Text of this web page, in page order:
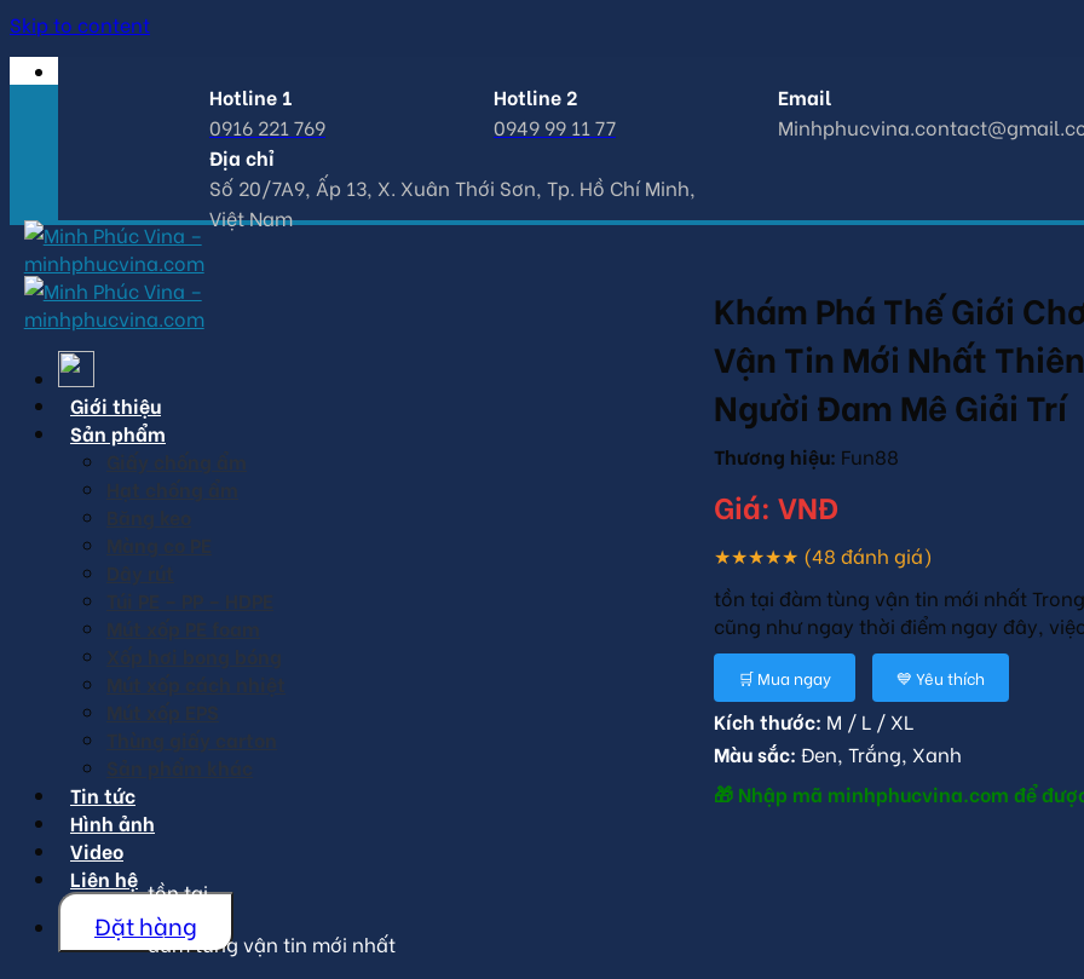
Skip to content
Hotline 1
0916 221 769
Hotline 2
0949 99 11 77
Email
Địa chỉ
Số 20/7A9, Ấp 13, X. Xuân Thới Sơn, Tp. Hồ Chí Minh,
Việt Nam
Giới thiệu
Sản phẩm
Tin tức
Hình ảnh
Video
Liên hệ
Đặt hàng
Khám Phá Thế Giới
Vận Tin Mới Nhất
Người Đam Mê Giải Trí
Thương hiệu: Fun88
Giá: VNĐ
★★★★★ (48 đánh giá)
tồn tại đàm tùng vận tin mới nhất
cũng như ngay thời điểm ngay đây,
🛒 Mua ngay 💙 Yêu thích
Kích thước: M / L / XL
Màu sắc: Đen, Trắng, Xanh
🎁 Nhập mã minhphucvina.com để
tồn tại
đàm tùng vận tin mới nhất